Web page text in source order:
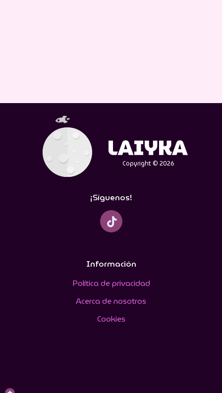
Copyright © 2026
¡Síguenos!
Información
Política de privacidad
Acerca de nosotros
Cookies